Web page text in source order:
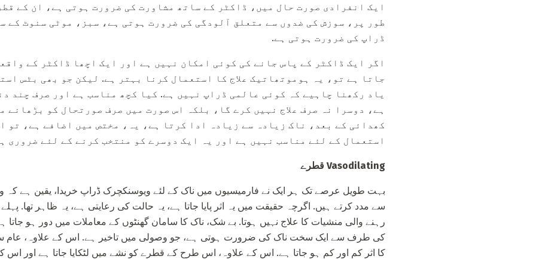
ایک انفرادی صورت حال میں، ڈاکٹر کے ساتھ مشاورت کی ضرورت ہوتی ہے، ان کے
طور پر، سوزش کی ضدوں سے متعلق آلودگی کی ضرورت ہوتی ہے، سبز، موٹی سنوٹ کے
ڈراپ کی ضرورت ہوتی ہے.
اگر ایک ڈاکٹر کے پاس جانے کی کوئی امکان نہیں ہے اور ایک اچھا ڈاکٹر کے
جاتا ہے تو، یہ ہوموتھاتیک علاج کا استعمال کرنا بہتر ہے. لیکن جو بھی بٹس
یاد رکھنا چاہیے کہ کوئی عالمی ڈراپ نہیں ہے. کیا کچھ مناسب ہے اور صرف چند
ہے، دوسرا نہ صرف علاج نہیں کرے گا، بلکہ اس صورت میں صرف صورتحال کو بڑھانے
کھدائی کے بعد، ناک زیادہ سے زیادہ ادا کرتا ہے، یہ، مختص میں اضافے ہے، تو
استعمال کے لئے مناسب نہیں ہے اور یہ ایک دوسرے کو منتخب کرنے کے لئے ضروری
Vasodilating قطرے
بہت طویل عرصے تک ہر ایک نے فارمیسیوں میں ناک کے لئے ویوسنکچرک ڈراپ خریدا، یقین ہے کہ
سے مدد کرتے ہیں. اگرچہ حقیقت میں یہ اثر پایا جاتا ہے، یہ حالت کی رعایتی ہے، یہ ظاہر تھا. پہلے
رہنے والی منشیات کا علاج نہیں ہوتا. بے شک، ناک کا سامان گھنٹوں کے معاملات میں دور ہو
کی طرف سے ایک سخت ناک کی ضرورت ہوتی ہے، جو وصولی میں تاخیر ہے. اس کے علاوہ،
کا اثر کم اور کم ہو جاتا ہے. اس کے علاوہ، اس طرح کے قطرے کو نشے میں لٹکایا جاتا ہے اور